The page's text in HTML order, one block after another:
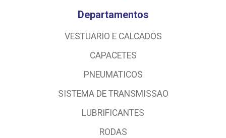
Departamentos
VESTUARIO E CALCADOS
CAPACETES
PNEUMATICOS
SISTEMA DE TRANSMISSAO
LUBRIFICANTES
RODAS